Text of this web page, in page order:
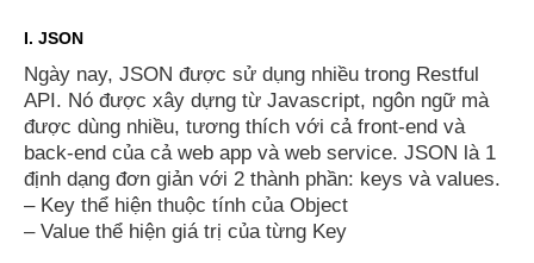
I. JSON
Ngày nay, JSON được sử dụng nhiều trong Restful
API. Nó được xây dựng từ Javascript, ngôn ngữ mà
được dùng nhiều, tương thích với cả front-end và
back-end của cả web app và web service. JSON là 1
định dạng đơn giản với 2 thành phần: keys và values.
– Key thể hiện thuộc tính của Object
– Value thể hiện giá trị của từng Key